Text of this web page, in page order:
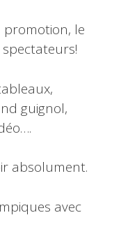
promotion, le
guignol,
absolument.
avec